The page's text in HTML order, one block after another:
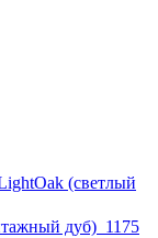
(светлый
дуб) 1175